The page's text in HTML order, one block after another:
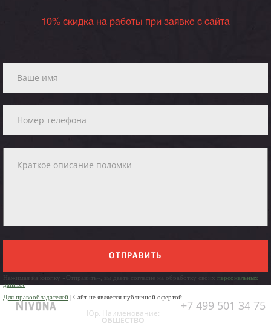
10% скидка на работы при заявке с сайта
ОТПРАВИТЬ
Нажимая на кнопку «Отправить», вы даете согласие на обработку своих персональных
данных
Для правообладателей | Сайт не является публичной офертой.
+7 499 501 34 75
Юр. Наименование:
ОБЩЕСТВО